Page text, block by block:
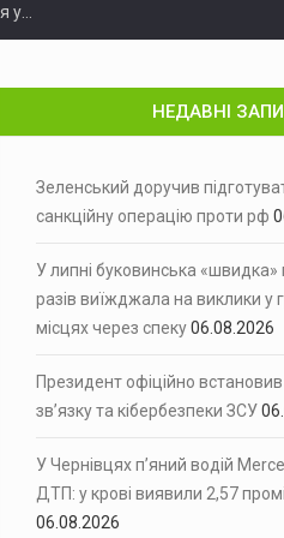
грн на будівництві
Минулої доби на
України Володимир Зеленський
місцях через спеку Спекотна
Володимир Зеленський підписав
У Чернівцях патрульні
будинків
НЕДАВНІ
Зеленський доручив
санкційну операцію проти рф
У липні буковинська
разів виїжджала на виклики у
місцях через спеку06.08.2026
Президент офіційно
зв’язку та кібербезпеки ЗСУ
У Чернівцях п’яний водій
ДТП: у крові виявили 2,57
06.08.2026